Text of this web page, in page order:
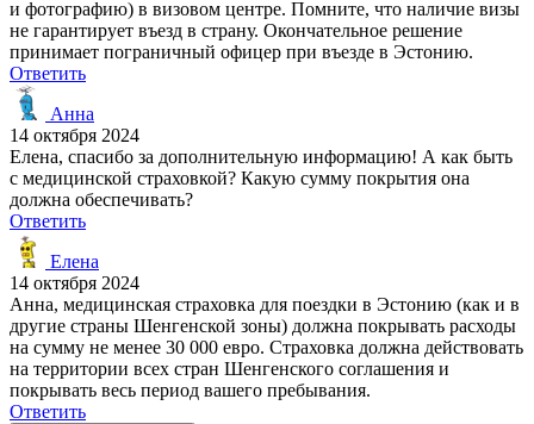
и фотографию) в визовом центре. Помните, что наличие визы
не гарантирует въезд в страну. Окончательное решение
принимает пограничный офицер при въезде в Эстонию.
Ответить
Анна
14 октября 2024
Елена, спасибо за дополнительную информацию! А как быть
с медицинской страховкой? Какую сумму покрытия она
должна обеспечивать?
Ответить
Елена
14 октября 2024
Анна, медицинская страховка для поездки в Эстонию (как и в
другие страны Шенгенской зоны) должна покрывать расходы
на сумму не менее 30 000 евро. Страховка должна действовать
на территории всех стран Шенгенского соглашения и
покрывать весь период вашего пребывания.
Ответить